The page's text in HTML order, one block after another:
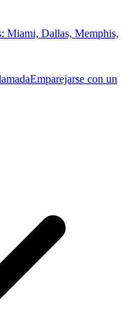
Miami, Dallas, Memphis,
Emparejarse con un